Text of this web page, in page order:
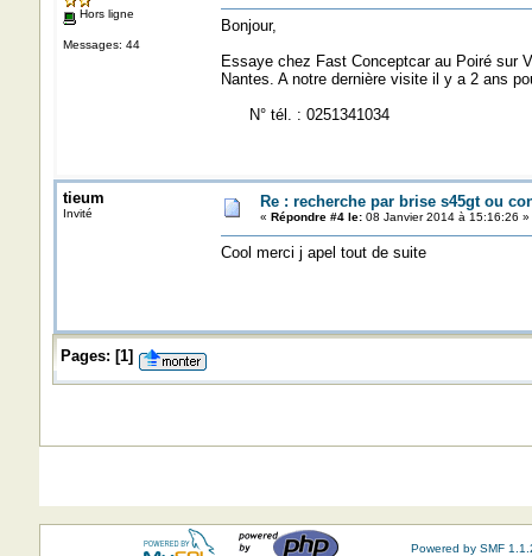
Hors ligne
Messages: 44
Bonjour,
Essaye chez Fast Conceptcar au Poiré sur
Nantes. A notre dernière visite il y a 2 ans
N° tél. : 0251341034
tieum
Invité
Re : recherche par brise s45gt ou
« Répondre #4 le:08 Janvier 2014 à 15:16:26 »
Cool merci j apel tout de suite
Pages: [1]
Powered by SMF